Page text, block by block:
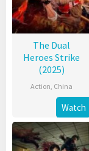
The Dual
Heroes Strike
(2025)
Action, China
Watch